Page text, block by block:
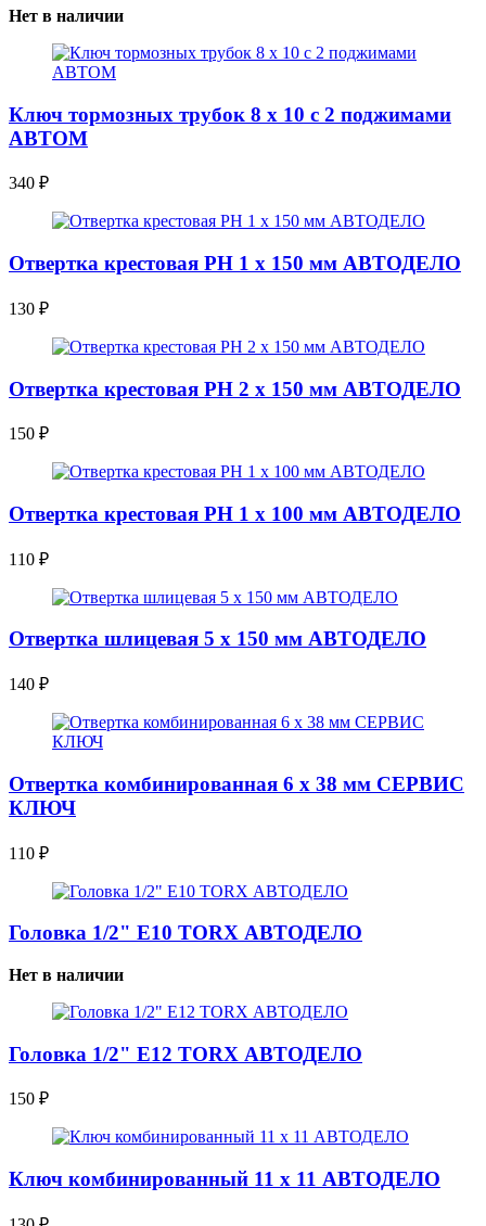
Нет в наличии
Ключ тормозных трубок 8 х 10 с 2 поджимами
АВТОМ
340 ₽
Отвертка крестовая РН 1 х 150 мм АВТОДЕЛО
130 ₽
Отвертка крестовая РН 2 х 150 мм АВТОДЕЛО
150 ₽
Отвертка крестовая РН 1 х 100 мм АВТОДЕЛО
110 ₽
Отвертка шлицевая 5 х 150 мм АВТОДЕЛО
140 ₽
Отвертка комбинированная 6 х 38 мм СЕРВИС
КЛЮЧ
110 ₽
Головка 1/2" E10 TORX АВТОДЕЛО
Нет в наличии
Головка 1/2" E12 TORX АВТОДЕЛО
150 ₽
Ключ комбинированный 11 x 11 АВТОДЕЛО